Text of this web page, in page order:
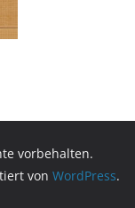
vorbehalten.
von WordPress.